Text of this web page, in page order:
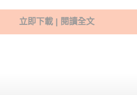
立即下載 | 閱讀全文